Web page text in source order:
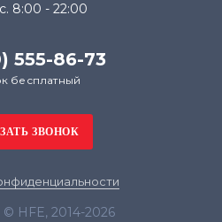
8:00 - 22:00
555-86-73
бесплатный
© HFE, 2014-2026